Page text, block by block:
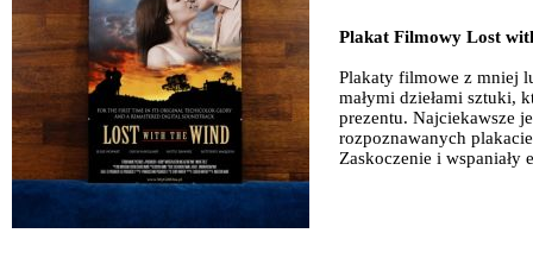
Plakat Filmowy Lost
Plakaty filmowe z mniej
małymi dziełami sztuki,
prezentu. Najciekawsze
rozpoznawanych
Zaskoczenie i wspaniały